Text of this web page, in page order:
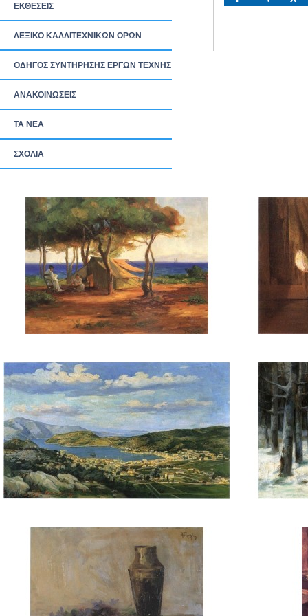
ΕΚΘΕΣΕΙΣ
ΛΕΞΙΚΟ ΚΑΛΛΙΤΕΧΝΙΚΩΝ ΟΡΩΝ
ΟΔΗΓΟΣ ΣΥΝΤΗΡΗΣΗΣ ΕΡΓΩΝ ΤΕΧΝΗΣ
ΑΝΑΚΟΙΝΩΣΕΙΣ
ΤΑ ΝEΑ
ΣΧΟΛΙΑ